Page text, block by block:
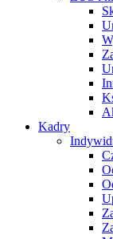
Kadry